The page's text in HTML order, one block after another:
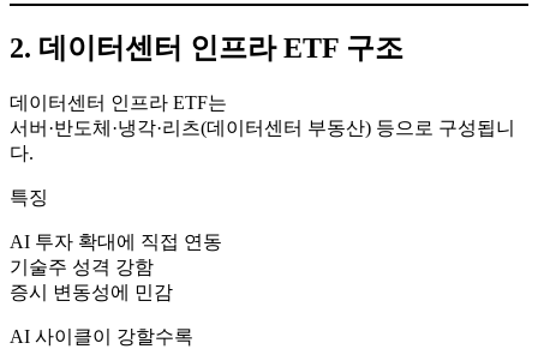
2. 데이터센터 인프라 ETF 구조
데이터센터 인프라 ETF는
서버·반도체·냉각·리츠(데이터센터 부동산) 등으로 구성됩니
다.
특징
AI 투자 확대에 직접 연동
기술주 성격 강함
증시 변동성에 민감
AI 사이클이 강할수록